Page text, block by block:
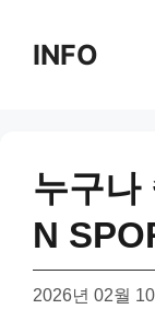
contentINFO
누구나
N
2026년 02월